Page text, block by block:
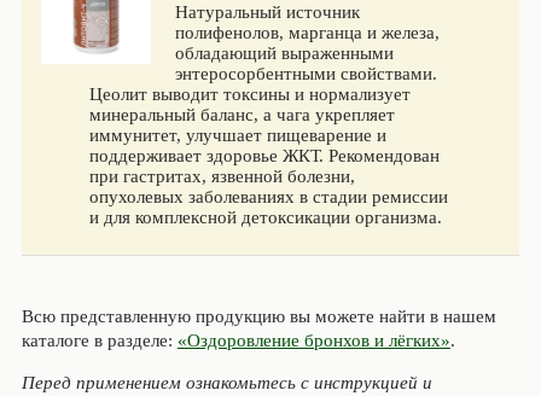
Натуральный источник
полифенолов, марганца и железа,
обладающий выраженными
энтеросорбентными свойствами.
Цеолит выводит токсины и нормализует
минеральный баланс, а чага укрепляет
иммунитет, улучшает пищеварение и
поддерживает здоровье ЖКТ. Рекомендован
при гастритах, язвенной болезни,
опухолевых заболеваниях в стадии ремиссии
и для комплексной детоксикации организма.
Всю представленную продукцию вы можете найти в нашем
каталоге в разделе: «Оздоровление бронхов и лёгких».
Перед применением ознакомьтесь с инструкцией и